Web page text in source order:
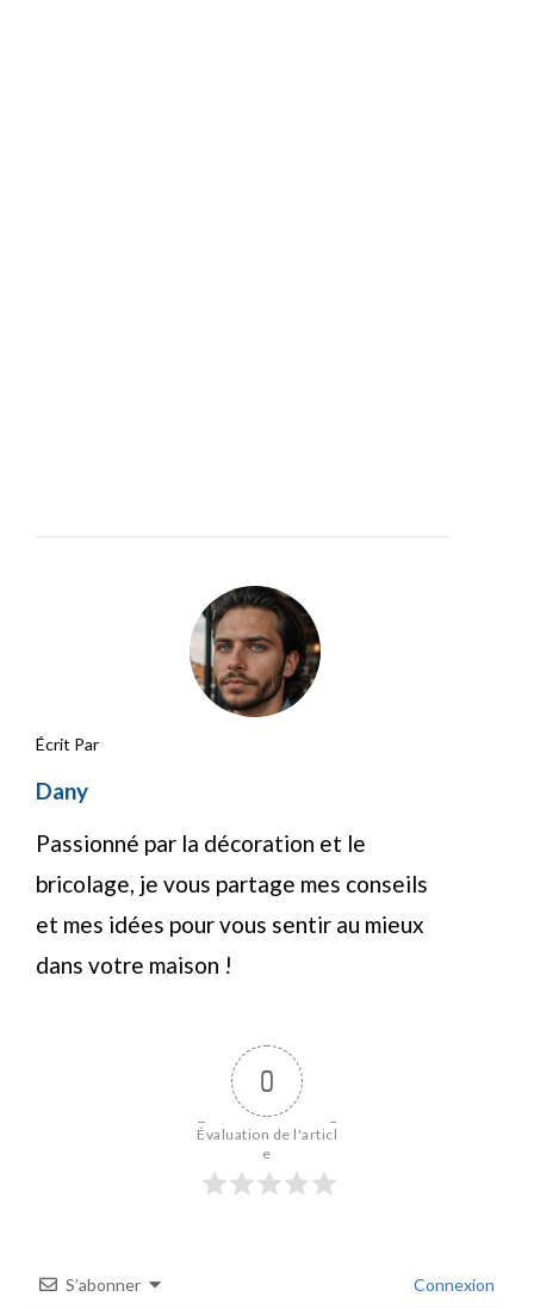
Écrit Par
Dany
Passionné par la décoration et le
bricolage, je vous partage mes conseils
et mes idées pour vous sentir au mieux
dans votre maison !
0
Évaluation de l'articl
e
S’abonner Connexion